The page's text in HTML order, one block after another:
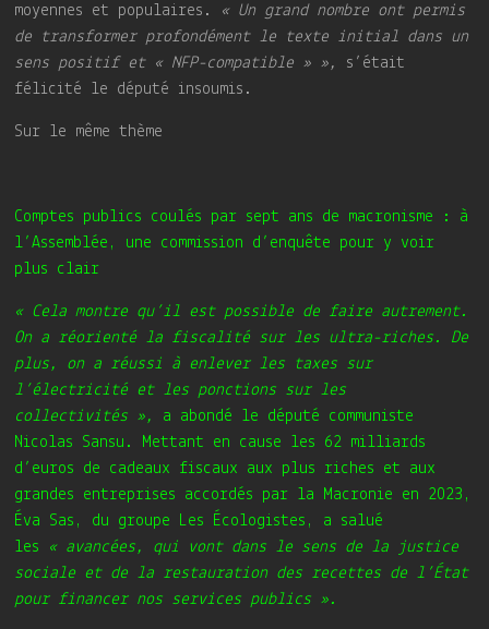
moyennes et populaires. « Un grand nombre ont permis
de transformer profondément le texte initial dans un
sens positif et « NFP-compatible » »,
s’était
félicité le député insoumis.
Sur le même thème
Comptes publics coulés par sept ans de macronisme : à
l’Assemblée, une commission d’enquête pour y voir
plus clair
« Cela montre qu’il est possible de faire autrement.
On a réorienté la fiscalité sur les ultra-riches. De
plus, on a réussi à enlever les taxes sur
l’électricité et les ponctions sur les
collectivités »,
a abondé le député communiste
Nicolas Sansu. Mettant en cause les 62 milliards
d’euros de cadeaux fiscaux aux plus riches et aux
grandes entreprises accordés par la Macronie en 2023,
Éva Sas, du groupe Les Écologistes, a salué
les « avancées, qui vont dans le sens de la justice
sociale et de la restauration des recettes de l’État
pour financer nos services publics ».